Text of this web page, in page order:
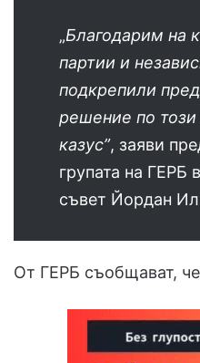
„Благодарим на
партии и
подкрепили
решение по този
казус”, заяви
групата на ГЕРБ
съвет Йордан
От ГЕРБ съобщават,